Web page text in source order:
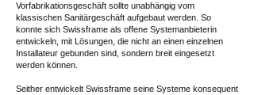
Vorfabrikationsgeschäft sollte unabhängig vom
klassischen Sanitärgeschäft aufgebaut werden. So
konnte sich Swissframe als offene Systemanbieterin
entwickeln, mit Lösungen, die nicht an einen einzelnen
Installateur gebunden sind, sondern breit eingesetzt
werden können.
Seither entwickelt Swissframe seine Systeme konsequent